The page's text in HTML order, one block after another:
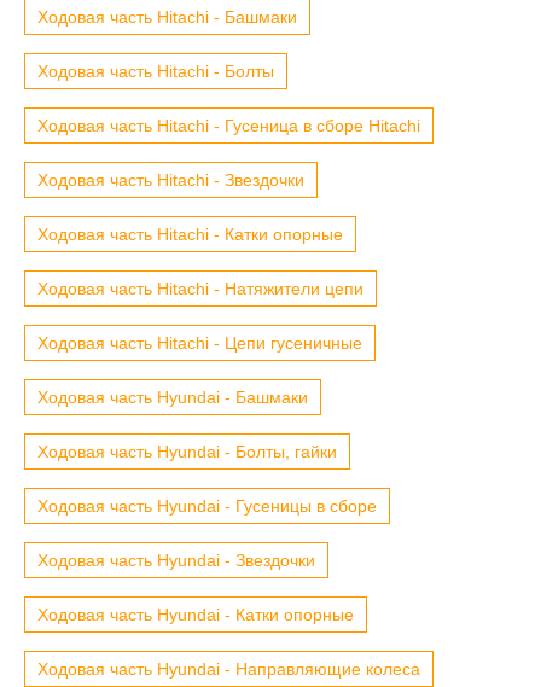
Ходовая часть Hitachi - Башмаки
Ходовая часть Hitachi - Болты
Ходовая часть Hitachi - Гусеница в сборе Hitachi
Ходовая часть Hitachi - Звездочки
Ходовая часть Hitachi - Катки опорные
Ходовая часть Hitachi - Натяжители цепи
Ходовая часть Hitachi - Цепи гусеничные
Ходовая часть Hyundai - Башмаки
Ходовая часть Hyundai - Болты, гайки
Ходовая часть Hyundai - Гусеницы в сборе
Ходовая часть Hyundai - Звездочки
Ходовая часть Hyundai - Катки опорные
Ходовая часть Hyundai - Направляющие колеса